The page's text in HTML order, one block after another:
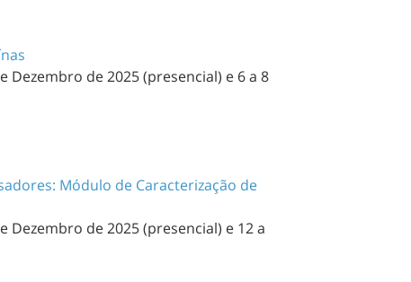
Dezembro de 2025 (presencial) e 6 a 8
Módulo de Caracterização de
Dezembro de 2025 (presencial) e 12 a